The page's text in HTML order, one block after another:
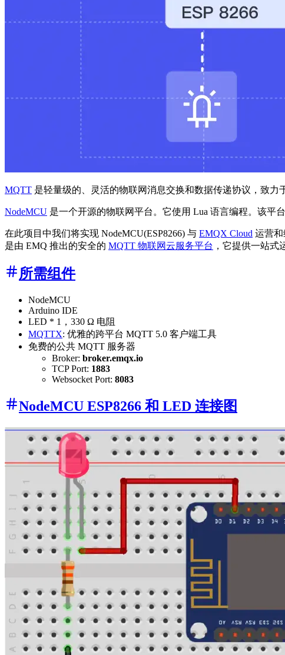
MQTT 是轻量级的、灵活的物联网消息交换和数据传递协议，致力
NodeMCU 是一个开源的物联网平台。它使用 Lua 语言编程。该平
在此项目中我们将实现 NodeMCU(ESP8266) 与 EMQX Cloud 运营
是由 EMQ 推出的安全的 MQTT 物联网云服务平台 ，它提供一站式
所需组件
NodeMCU
Arduino IDE
LED * 1，330 Ω 电阻
MQTTX: 优雅的跨平台 MQTT 5.0 客户端工具
免费的公共 MQTT 服务器
Broker: broker.emqx.io
TCP Port: 1883
Websocket Port: 8083
NodeMCU ESP8266 和 LED 连接图